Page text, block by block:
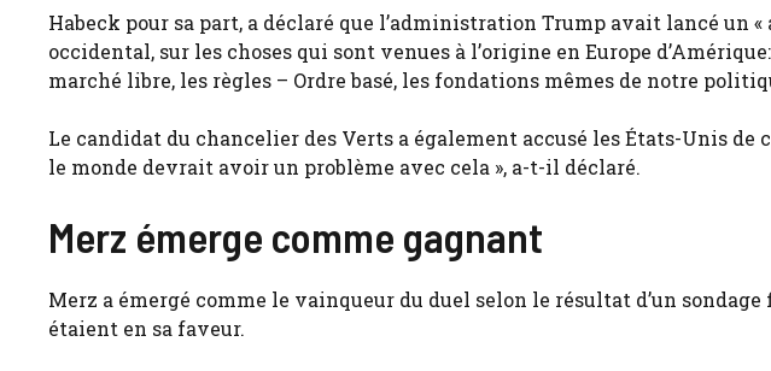
Habeck pour sa part, a déclaré que l’administration Trump avait lancé un
occidental, sur les choses qui sont venues à l’origine en Europe
marché libre, les règles – Ordre basé, les fondations mêmes de notre
Le candidat du chancelier des Verts a également accusé les États-Unis de
le monde devrait avoir un problème avec cela », a-t-il déclaré.
Merz émerge comme gagnant
Merz a émergé comme le vainqueur du duel selon le résultat d’un sondage
étaient en sa faveur.